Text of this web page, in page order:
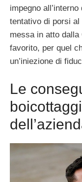
impegno
tentativo di porsi al
messa in atto
favorito, per quel
un’iniezione di
Le